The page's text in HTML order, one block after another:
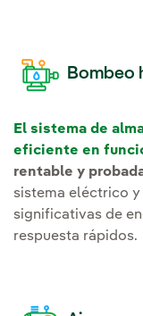
Bombeo
El sistema de
eficiente en
rentable y
sistema eléctrico
significativas de
respuesta rápidos.